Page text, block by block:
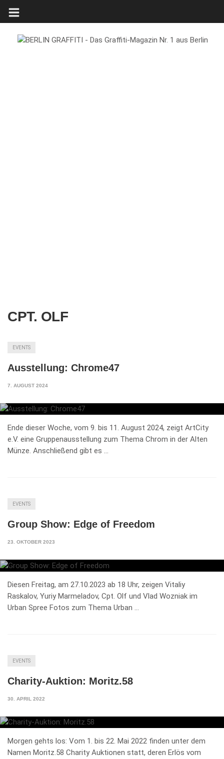
CPT. OLF
EVENTS
Ausstellung: Chrome47
7. AUGUST 2024
Ende dieser Woche, vom 9. bis 11. August 2024, zeigt ArtCity
e.V. eine Gruppenausstellung zum Thema Chrom in der Alten
Münze. Anschließend gibt es …
EVENTS
Group Show: Edge of Freedom
23. OKTOBER 2023
Diesen Freitag, am 27.10.2023 ab 18 Uhr, zeigen Vitaliy
Raskalov, Yuriy Marmeladov, Cpt. Olf und Vlad Wozniak im
Urban Spree Fotos zum Thema Urban …
EVENTS
Charity-Auktion: Moritz.58
30. APRIL 2022
Morgen gehts los: Vom 1. bis 22. Mai 2022 finden unter dem
Namen Moritz.58 Charity Auktionen statt, deren Erlös vom